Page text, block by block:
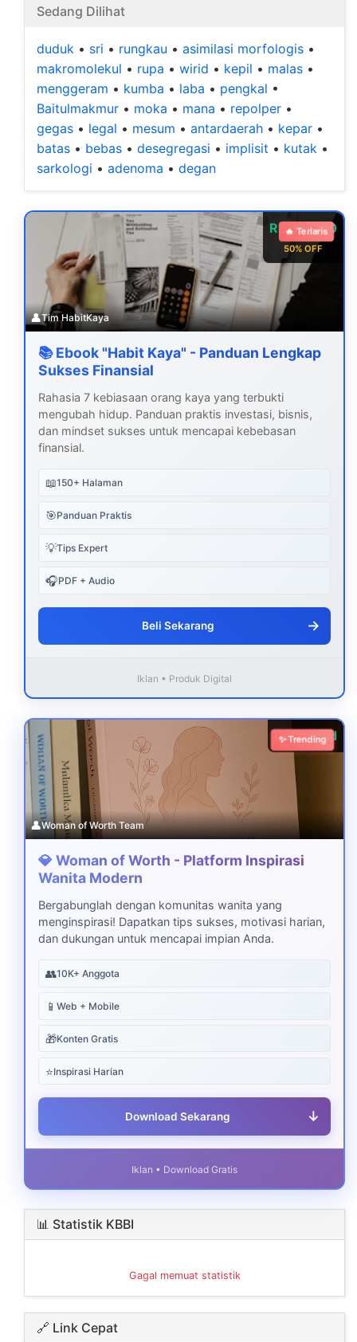
Sedang Dilihat
duduk • sri • rungkau • asimilasi morfologis •
makromolekul • rupa • wirid • kepil • malas •
menggeram • kumba • laba • pengkal •
Baitulmakmur • moka • mana • repolper •
gegas • legal • mesum • antardaerah • kepar •
batas • bebas • desegregasi • implisit • kutak •
sarkologi • adenoma • degan
Rp 99.000
50% OFF
🔥 Terlaris
👤Tim HabitKaya
📚 Ebook "Habit Kaya" - Panduan Lengkap
Sukses Finansial
Rahasia 7 kebiasaan orang kaya yang terbukti
mengubah hidup. Panduan praktis investasi, bisnis,
dan mindset sukses untuk mencapai kebebasan
finansial.
📖150+ Halaman
🎯Panduan Praktis
💡Tips Expert
🎧PDF + Audio
Beli Sekarang →
Iklan • Produk Digital
Download
✨ Trending
👤Woman of Worth Team
💎 Woman of Worth - Platform Inspirasi
Wanita Modern
Bergabunglah dengan komunitas wanita yang
menginspirasi! Dapatkan tips sukses, motivasi harian,
dan dukungan untuk mencapai impian Anda.
👥10K+ Anggota
📱 Web + Mobile
🎁Konten Gratis
⭐Inspirasi Harian
Download Sekarang ↓
Iklan • Download Gratis
📊 Statistik KBBI
Gagal memuat statistik
🔗 Link Cepat